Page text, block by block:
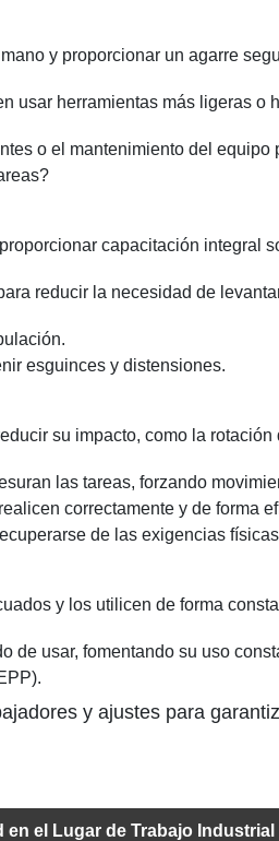
y proporcionar un agarre
usar herramientas más ligeras o
o el mantenimiento del equipo
capacitación integral
reducir la necesidad de
esguinces y distensiones.
su impacto, como la
las tareas, forzando
correctamente y de forma
de las exigencias
y los utilicen de forma
de usar, fomentando su uso
y ajustes para
el Lugar de Trabajo Industrial